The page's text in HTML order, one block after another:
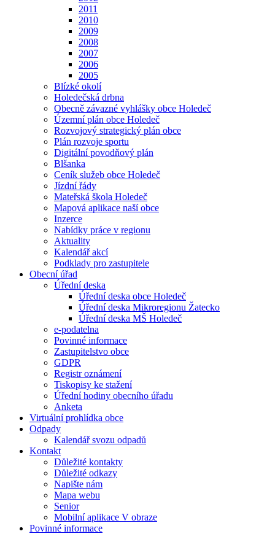
2011
2010
2009
2008
2007
2006
2005
Blízké okolí
Holedečská drbna
Obecně závazné vyhlášky obce Holedeč
Územní plán obce Holedeč
Rozvojový strategický plán obce
Plán rozvoje sportu
Digitální povodňový plán
Blšanka
Ceník služeb obce Holedeč
Jízdní řády
Mateřská škola Holedeč
Mapová aplikace naší obce
Inzerce
Nabídky práce v regionu
Aktuality
Kalendář akcí
Podklady pro zastupitele
Obecní úřad
Úřední deska
Úřední deska obce Holedeč
Úřední deska Mikroregionu Žatecko
Úřední deska MŠ Holedeč
e-podatelna
Povinné informace
Zastupitelstvo obce
GDPR
Registr oznámení
Tiskopisy ke stažení
Úřední hodiny obecního úřadu
Anketa
Virtuální prohlídka obce
Odpady
Kalendář svozu odpadů
Kontakt
Důležité kontakty
Důležité odkazy
Napište nám
Mapa webu
Senior
Mobilní aplikace V obraze
Povinné informace